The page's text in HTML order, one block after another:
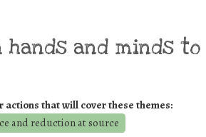
hands and minds to
actions that will cover these themes:
and reduction at source